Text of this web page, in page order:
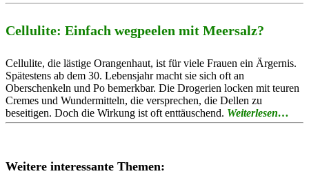
Cellulite: Einfach wegpeelen mit Meersalz?
Cellulite, die lästige Orangenhaut, ist für viele Frauen ein Ärgernis.
Spätestens ab dem 30. Lebensjahr macht sie sich oft an
Oberschenkeln und Po bemerkbar. Die Drogerien locken mit teuren
Cremes und Wundermitteln, die versprechen, die Dellen zu
beseitigen. Doch die Wirkung ist oft enttäuschend. Weiterlesen…
Weitere interessante Themen: